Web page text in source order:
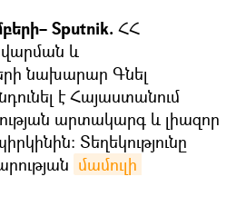
Sputnik. ՀՀ
և
նախարար Գնել
է Հայաստանում
արտակարգ և լիազոր
Տեղեկությունը
մամուլի